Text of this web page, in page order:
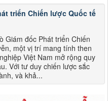
triển Chiến lược Quốc tế
Giám đốc Phát triển Chiến
một vị trí mang tính then
Việt Nam mở rộng quy
Với tư duy chiến lược sắc
và khả...